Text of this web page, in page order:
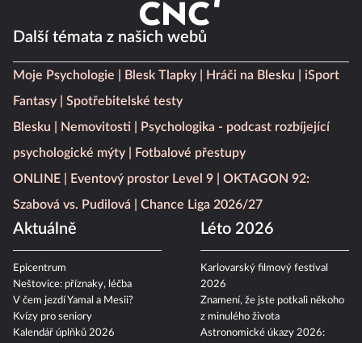
Další témata z našich webů
Moje Psychologie Blesk Tlapky Hráči na Blesku
iSport
Fantasy
Spotřebitelské testy
Blesku
Nemovitosti
Psychologika - podcast rozbíjející
psychologické mýty
Fotbalové přestupy
ONLINE
Eventový prostor Level 9
OKTAGON 92:
Szabová vs. Pudilová
Chance Liga 2026/27
Aktuálně
Epicentrum
Neštovice: příznaky, léčba
V čem jezdí Yamal a Mesii?
Kvízy pro seniory
Kalendář úplňků 2026
Léto 2026
Karlovarský filmový festival
2026
Znamení, že jste potkali někoho
z minulého života
Astronomické úkazy 2026: